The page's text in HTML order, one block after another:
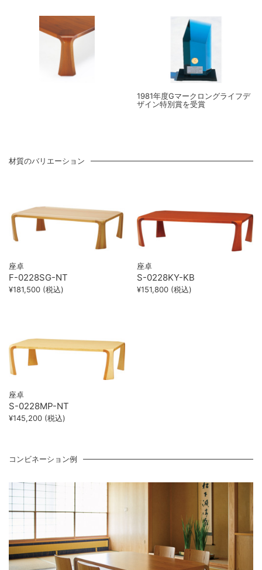
1981年度Gマークロングライフデ
ザイン特別賞を受賞
材質のバリエーション
座卓
F-0228SG-NT
¥181,500 (税込)
座卓
S-0228KY-KB
¥151,800 (税込)
座卓
S-0228MP-NT
¥145,200 (税込)
コンビネーション例